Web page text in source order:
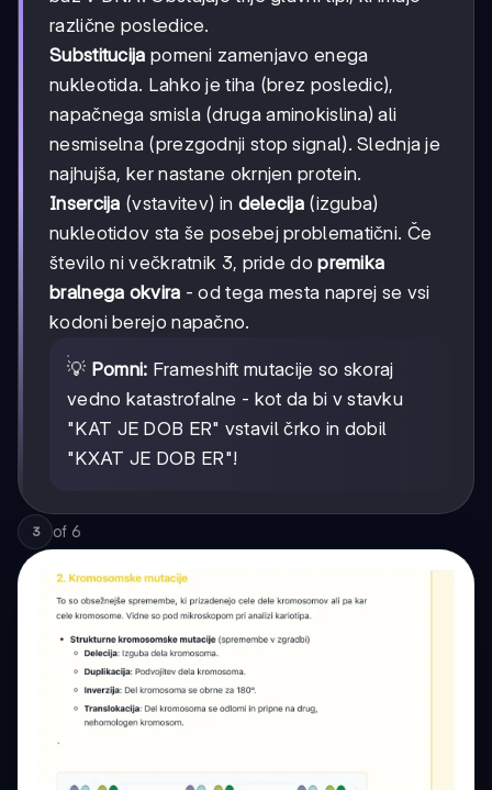
različne posledice.
Substitucija pomeni zamenjavo enega
nukleotida. Lahko je tiha (brez posledic),
napačnega smisla (druga aminokislina) ali
nesmiselna (prezgodnji stop signal). Slednja je
najhujša, ker nastane okrnjen protein.
Insercija (vstavitev) in delecija(izguba)
nukleotidov sta še posebej problematični. Če
število ni večkratnik 3, pride dopremika
bralnega okvira - od tega mesta naprej se vsi
kodoni berejo napačno.
💡 Pomni: Frameshift mutacije so skoraj
vedno katastrofalne - kot da bi v stavku
"KAT JE DOB ER" vstavil črko in dobil
"KXAT JE DOB ER"!
3 of 6